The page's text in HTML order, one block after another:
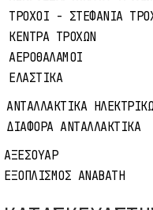
27.5" 22-584
Κωδικός:
Τιμή:
Χρώμα:
Μέγεθος:
ΤΡΟΧΟΙ - ΣΤΕΦΑΝΙΑ
ΚΕΝΤΡΑ ΤΡΟΧΩΝ
ΑΕΡΟΘΑΛΑΜΟΙ
ΕΛΑΣΤΙΚΑ
ΑΝΤΑΛΛΑΚΤΙΚΑ
ΔΙΑΦΟΡΑ ΑΝΤΑΛΛΑΚΤΙΚΑ
ΑΞΕΣΟΥΑΡ
ΕΞΟΠΛΙΣΜΟΣ ΑΝΑΒΑΤΗ